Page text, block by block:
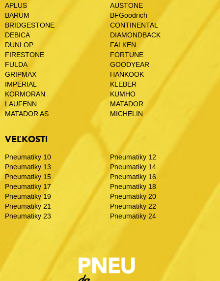
APLUS
AUSTONE
BARUM
BFGoodrich
BRIDGESTONE
CONTINENTAL
DEBICA
DIAMONDBACK
DUNLOP
FALKEN
FIRESTONE
FORTUNE
FULDA
GOODYEAR
GRIPMAX
HANKOOK
IMPERIAL
KLEBER
KORMORAN
KUMHO
LAUFENN
MATADOR
MATADOR AS
MICHELIN
VEĽKOSTI
Pneumatiky 10
Pneumatiky 12
Pneumatiky 13
Pneumatiky 14
Pneumatiky 15
Pneumatiky 16
Pneumatiky 17
Pneumatiky 18
Pneumatiky 19
Pneumatiky 20
Pneumatiky 21
Pneumatiky 22
Pneumatiky 23
Pneumatiky 24